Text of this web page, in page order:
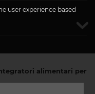
alimentari per
user experience based